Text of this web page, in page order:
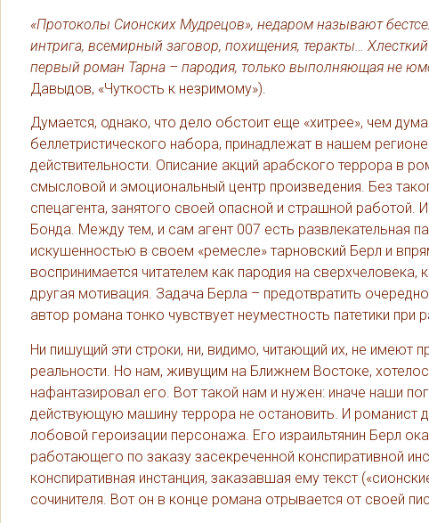
«Протоколы Сионских Мудрецов», недаром называют
интрига, всемирный заговор, похищения, теракты…
первый роман Тарна – пародия, только выполняющая не
Давыдов, «Чуткость к незримому»).
Думается, однако, что дело обстоит еще «хитрее», чем
беллетристического набора, принадлежат в нашем
действительности. Описание акций арабского террора в
смысловой и эмоциональный центр произведения. Без
спецагента, занятого своей опасной и страшной
Бонда. Между тем, и сам агент 007 есть развлекательная
искушенностью в своем «ремесле» тарновский Берл и
воспринимается читателем как пародия на
другая мотивация. Задача Берла – предотвратить
автор романа тонко чувствует неуместность патетики
Ни пишущий эти строки, ни, видимо, читающий их, не имеют
реальности. Но нам, живущим на Ближнем Востоке,
нафантазировал его. Вот такой нам и нужен: иначе наши
действующую машину террора не остановить. И романист
лобовой героизации персонажа. Его израильтянин Берл
работающего по заказу засекреченной конспиративной
конспиративная инстанция, заказавшая ему текст
сочинителя. Вот он в конце романа отрывается от своей